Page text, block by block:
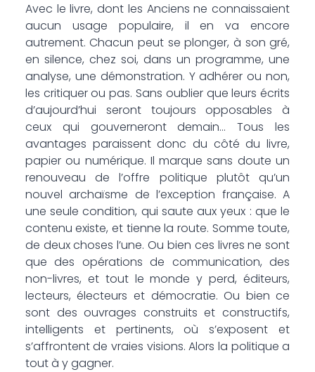
Avec le livre, dont les Anciens ne connaissaient
aucun usage populaire, il en va encore
autrement. Chacun peut se plonger, à son gré,
en silence, chez soi, dans un programme, une
analyse, une démonstration. Y adhérer ou non,
les critiquer ou pas. Sans oublier que leurs écrits
d’aujourd’hui seront toujours opposables à
ceux qui gouverneront demain… Tous les
avantages paraissent donc du côté du livre,
papier ou numérique. Il marque sans doute un
renouveau de l’offre politique plutôt qu’un
nouvel archaïsme de l’exception française. A
une seule condition, qui saute aux yeux : que le
contenu existe, et tienne la route. Somme toute,
de deux choses l’une. Ou bien ces livres ne sont
que des opérations de communication, des
non-livres, et tout le monde y perd, éditeurs,
lecteurs, électeurs et démocratie. Ou bien ce
sont des ouvrages construits et constructifs,
intelligents et pertinents, où s’exposent et
s’affrontent de vraies visions. Alors la politique a
tout à y gagner.